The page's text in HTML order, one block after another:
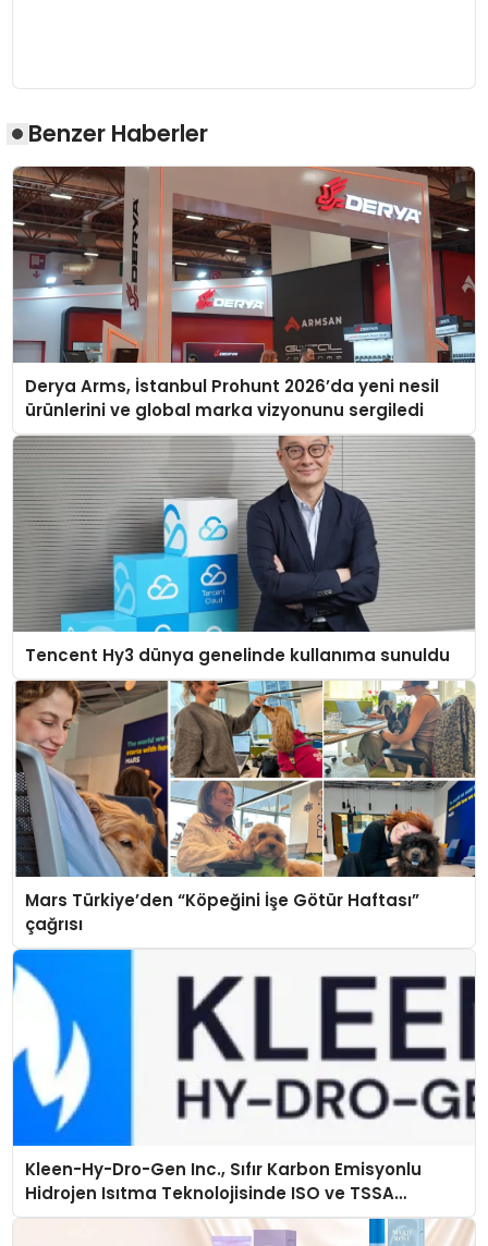
Benzer Haberler
Derya Arms, İstanbul Prohunt 2026’da yeni nesil
ürünlerini ve global marka vizyonunu sergiledi
Tencent Hy3 dünya genelinde kullanıma sunuldu
Mars Türkiye’den “Köpeğini İşe Götür Haftası”
çağrısı
Kleen-Hy-Dro-Gen Inc., Sıfır Karbon Emisyonlu
Hidrojen Isıtma Teknolojisinde ISO ve TSSA
Düzenleyici Onaylarını Aldı